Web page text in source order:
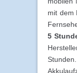
mit dem
5